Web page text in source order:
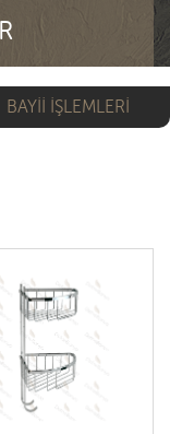
BAYİİ İŞLEMLERİ